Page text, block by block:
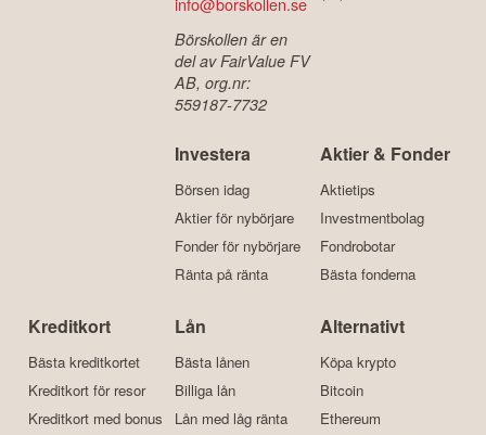
Börskollen är en
del av FairValue FV
AB, org.nr:
559187-7732
Investera
Börsen idag
Aktier för nybörjare
Fonder för nybörjare
Ränta på ränta
Aktier & Fonder
Aktietips
Investmentbolag
Fondrobotar
Bästa fonderna
Kreditkort
Bästa kreditkortet
Kreditkort för resor
Kreditkort med bonus
Lån
Bästa lånen
Billiga lån
Lån med låg ränta
Alternativt
Köpa krypto
Bitcoin
Ethereum